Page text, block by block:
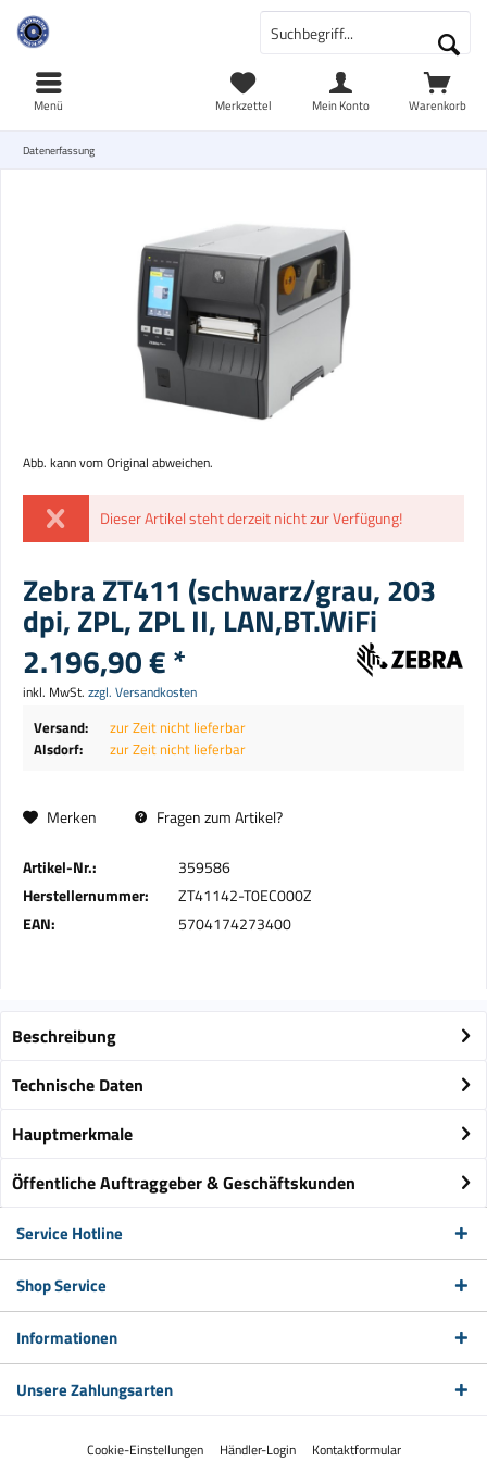
Warenkorb
Merkzettel Mein Konto
Menü
Datenerfassung
Abb. kann vom Original abweichen.
Dieser Artikel steht derzeit nicht zur Verfügung!
Zebra ZT411 (schwarz/grau, 203
dpi, ZPL, ZPL II, LAN,BT.WiFi
2.196,90 € *
inkl. MwSt. zzgl. Versandkosten
Versand:
zur Zeit nicht lieferbar
Alsdorf:
zur Zeit nicht lieferbar
Merken Fragen zum Artikel?
Artikel-Nr.:
359586
Herstellernummer:
ZT41142-T0EC000Z
EAN:
5704174273400
Beschreibung
Technische Daten
Hauptmerkmale
Öffentliche Auftraggeber & Geschäftskunden
Service Hotline
Shop Service
Informationen
Unsere Zahlungsarten
Cookie-Einstellungen Händler-Login
Kontaktformular